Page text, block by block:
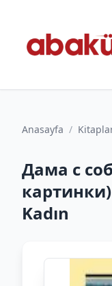
Anasayfa /
Дама с
Kadın